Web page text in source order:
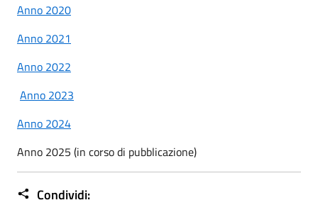
Anno 2020
Anno 2021
Anno 2022
Anno 2023
Anno 2024
Anno 2025 (in corso di pubblicazione)
Condividi: